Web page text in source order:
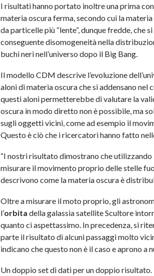
I risultati hanno portato inoltre una prima
materia oscura ferma, secondo cui la
da particelle più “lente”, dunque fredde, che
conseguente disomogeneità nella
buchi neri nell’universo dopo il Big Bang.
Il modello CDM descrive l’evoluzione
aloni di materia oscura che si addensano nel
questi aloni permetterebbe di valutare la
oscura in modo diretto non è possibile, ma
sugli oggetti vicini, come ad esempio il
Questo è ciò che i ricercatori hanno fatto
“I nostri risultato dimostrano che
misurare il movimento proprio delle stelle
descrivono come la materia oscura è
Oltre a misurare il moto proprio, gli
l’orbita della galassia satellite Scultore
quanto ci aspettassimo. In precedenza, si
parte il risultato di alcuni passaggi molto
indicano che questo non è il caso e aprono a
Un doppio set di dati per un doppio